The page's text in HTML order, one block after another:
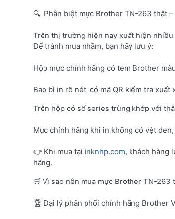
🔍 Phân biệt mực Brother TN-263 thật –
Trên thị trường hiện nay xuất hiện
Để tránh mua nhầm, bạn hãy lưu ý:
Hộp mực chính hãng có tem Brother
Bao bì in rõ nét, có mã QR kiểm tra xuất
Trên hộp có số series trùng khớp với
Mực chính hãng khi in không có vệt
👉 Khi mua tại inknhp.com, khách hàng
hãng.
🛒 Vì sao nên mua mực Brother TN-263
🏆 Đại lý phân phối chính hãng Brother